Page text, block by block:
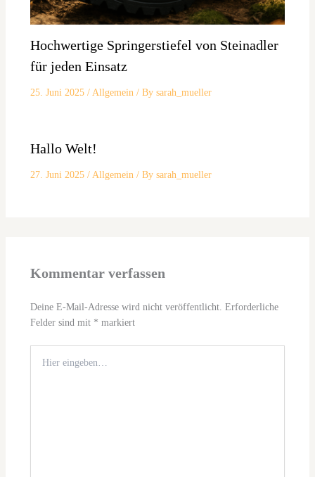
Hochwertige Springerstiefel von Steinadler
für jeden Einsatz
25. Juni 2025 / Allgemein/ By sarah_mueller
Hallo Welt!
27. Juni 2025 / Allgemein/ By sarah_mueller
Kommentar verfassen
Deine E-Mail-Adresse wird nicht veröffentlicht. Erforderliche
Felder sind mit * markiert
eingeben…